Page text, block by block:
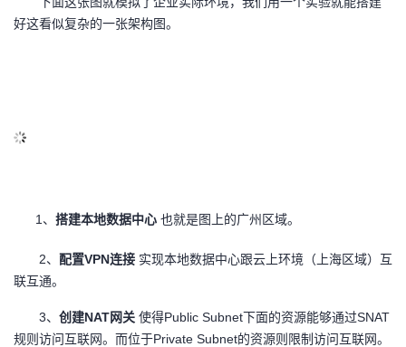
好这看似复杂的一张架构图。
1 、 搭建本地数据中心 也就是图上的广州区域。
2、 配置VPN连接 实现本地数据中心跟云上环境（上海区域）互
联互通。
3、 创建NAT网关 使得Public Subnet下面的资源能够通过SNAT
规则访问互联网。而位于Private Subnet的资源则限制访问互联网。